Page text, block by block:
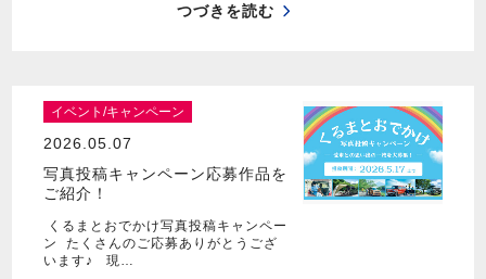
つづきを読む
イベント/キャンペーン
2026.05.07
写真投稿キャンペーン応募作品を
ご紹介！
くるまとおでかけ写真投稿キャンペー
ン たくさんのご応募ありがとうござ
います♪ 現…